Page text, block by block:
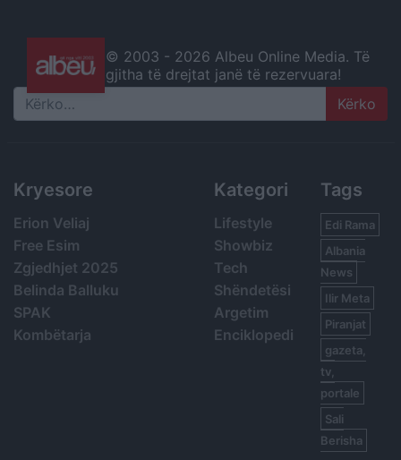
© 2003 - 2026 Albeu Online Media. Të
gjitha të drejtat janë të rezervuara!
Search
Kryesore
Erion Veliaj
Free Esim
Zgjedhjet 2025
Belinda Balluku
SPAK
Kombëtarja
Kategori
Lifestyle
Showbiz
Tech
Shëndetësi
Argetim
Enciklopedi
Tags
Edi Rama
Albania
News
Ilir Meta
Piranjat
gazeta,
tv,
portale
Sali
Berisha